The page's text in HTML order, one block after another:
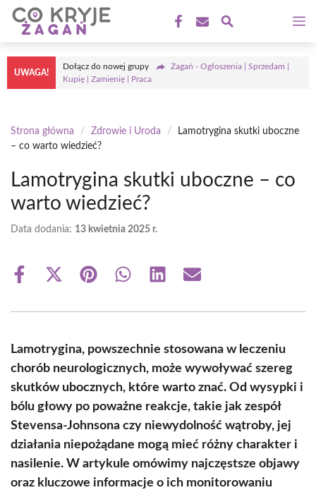
Przejdź
treści
UWAGA!
Dołącz do nowej grupy
Żagań - Ogłoszenia | Sprzedam |
Kupię | Zamienię | Praca
Strona główna / Zdrowie i Uroda /
Lamotrygina skutki uboczne
– co warto wiedzieć?
Lamotrygina skutki uboczne – co
warto wiedzieć?
Data dodania: 13 kwietnia 2025 r.
Share
Share
(Twitter)
Share Share Share Share
Lamotrygina, powszechnie stosowana w leczeniu
chorób neurologicznych, może wywoływać szereg
skutków ubocznych, które warto znać. Od wysypki i
bólu głowy po poważne reakcje, takie jak zespół
Stevensa-Johnsona czy niewydolność wątroby, jej
działania niepożądane mogą mieć różny charakter i
nasilenie. W artykule omówimy najczęstsze objawy
oraz kluczowe informacje o ich monitorowaniu